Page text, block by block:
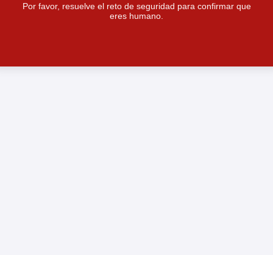
Por favor, resuelve el reto de seguridad para confirmar que
eres humano.